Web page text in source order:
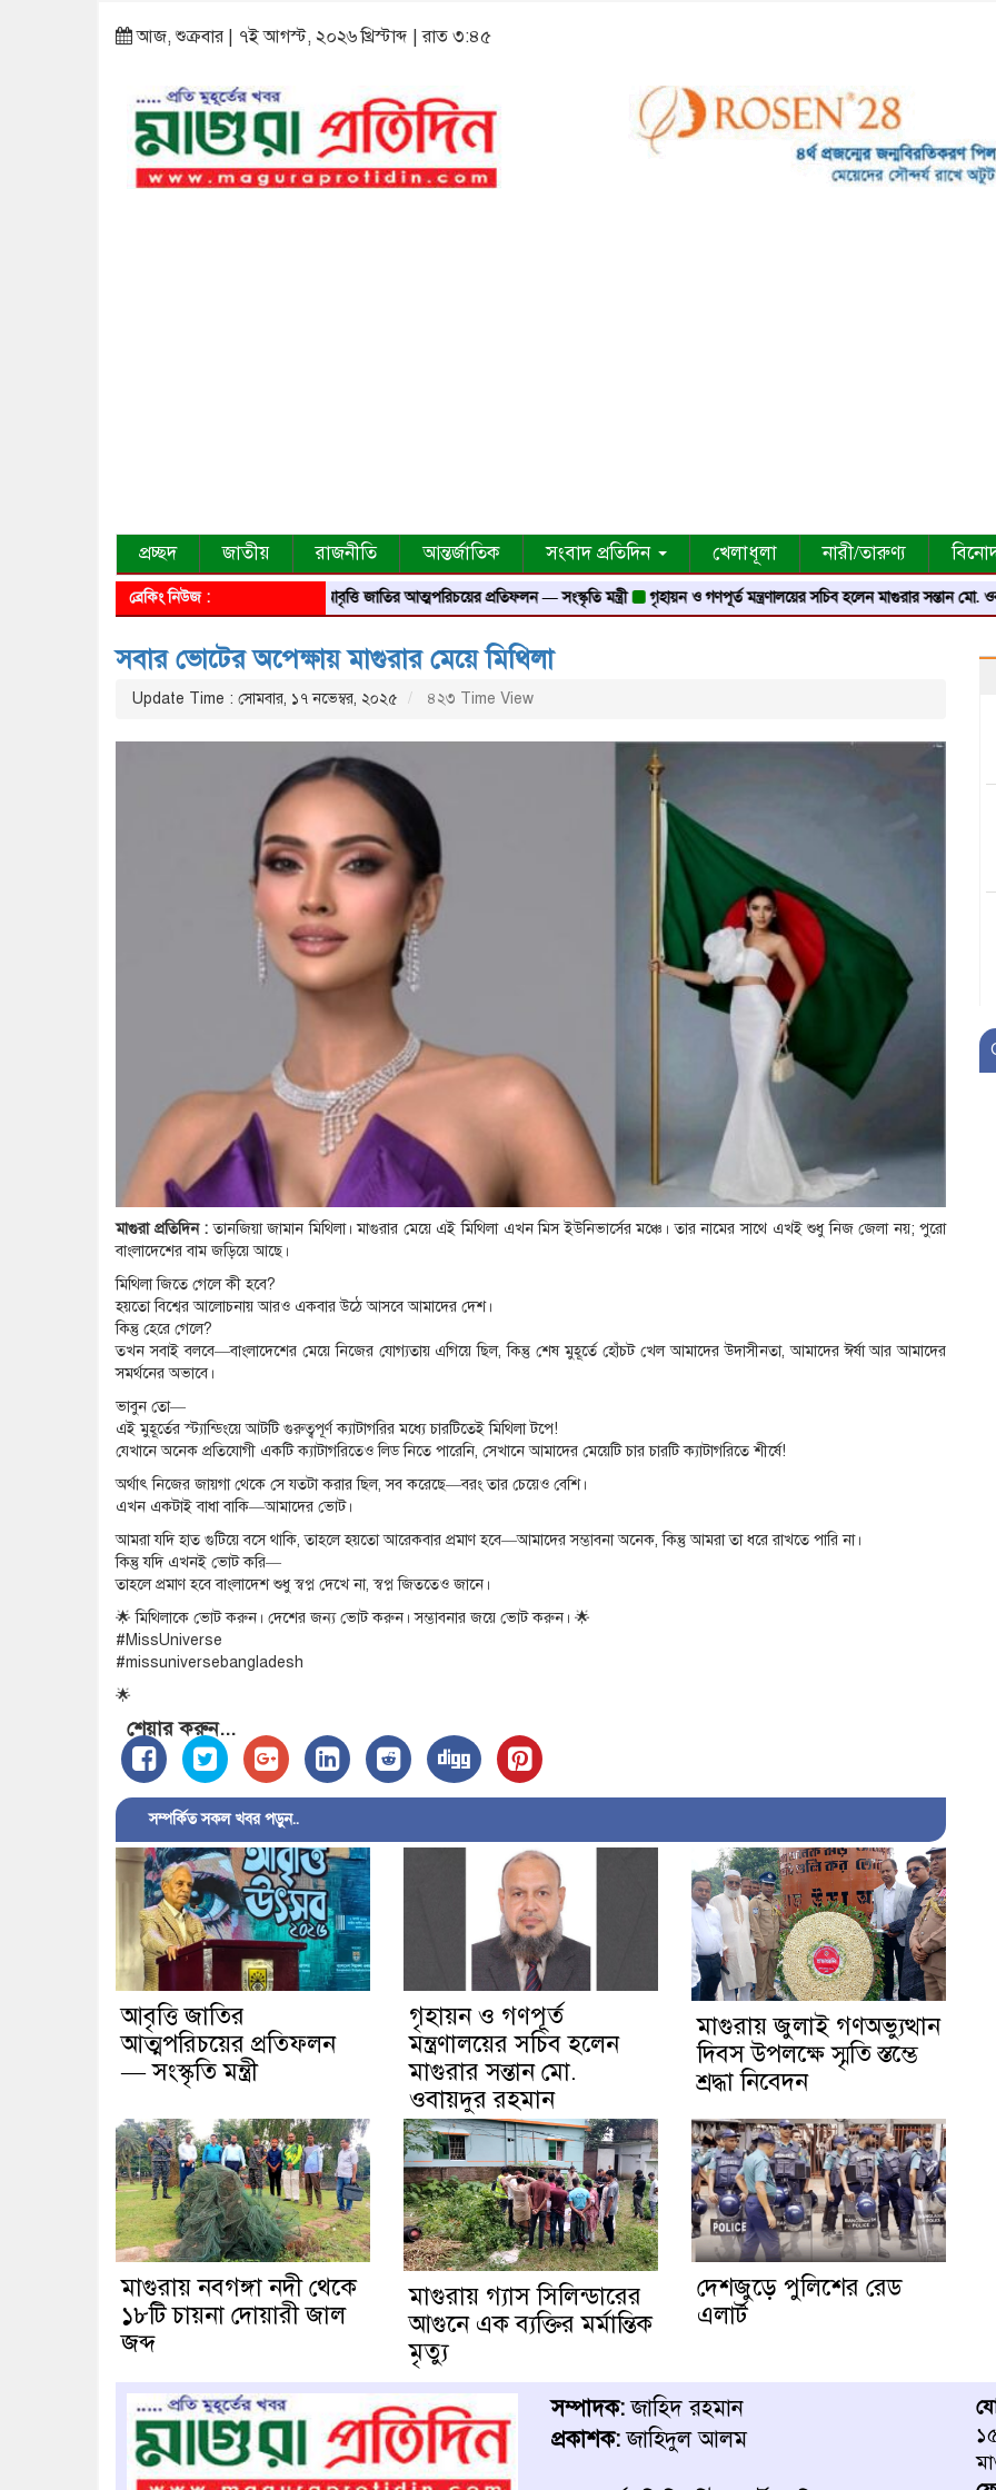
আজ, শুক্রবার | ৭ই আগস্ট, ২০২৬ খ্রিস্টাব্দ | রাত ৩:৪৫
প্রচ্ছদ জাতীয় রাজনীতি আন্তর্জাতিক সংবাদ প্রতিদিন খেলাধূলা নারী/তারুণ্য
ব্রেকিং নিউজ : আবৃত্তি জাতির আত্মপরিচয়ের প্রতিফলন — সংস্কৃতি মন্ত্রী গৃহায়ন ও গণপূর্ত মন্ত্রণালয়ের সচিব হলেন মাগুরার সন্তান মো. ওবায়দুর
সবার ভোটের অপেক্ষায় মাগুরার মেয়ে মিথিলা
Update Time : সোমবার, ১৭ নভেম্বর, ২০২৫ ৪২৩ Time View
মাগুরা প্রতিদিন : তানজিয়া জামান মিথিলা। মাগুরার মেয়ে এই মিথিলা এখন মিস ইউনিভার্সের মঞ্চে। তার নামের সাথে এখই শুধু নিজ জেলা নয়; পুরো
বাংলাদেশের বাম জড়িয়ে আছে।
মিথিলা জিতে গেলে কী হবে?
হয়তো বিশ্বের আলোচনায় আরও একবার উঠে আসবে আমাদের দেশ।
কিন্তু হেরে গেলে?
তখন সবাই বলবে—বাংলাদেশের মেয়ে নিজের যোগ্যতায় এগিয়ে ছিল, কিন্তু শেষ মুহূর্তে হোঁচট খেল আমাদের উদাসীনতা, আমাদের ঈর্ষা আর আমাদের
সমর্থনের অভাবে।
ভাবুন তো—
এই মুহূর্তের স্ট্যান্ডিংয়ে আটটি গুরুত্বপূর্ণ ক্যাটাগরির মধ্যে চারটিতেই মিথিলা টপে!
যেখানে অনেক প্রতিযোগী একটি ক্যাটাগরিতেও লিড নিতে পারেনি, সেখানে আমাদের মেয়েটি চার চারটি ক্যাটাগরিতে শীর্ষে!
অর্থাৎ নিজের জায়গা থেকে সে যতটা করার ছিল, সব করেছে—বরং তার চেয়েও বেশি।
এখন একটাই বাধা বাকি—আমাদের ভোট।
আমরা যদি হাত গুটিয়ে বসে থাকি, তাহলে হয়তো আরেকবার প্রমাণ হবে—আমাদের সম্ভাবনা অনেক, কিন্তু আমরা তা ধরে রাখতে পারি না।
কিন্তু যদি এখনই ভোট করি—
তাহলে প্রমাণ হবে বাংলাদেশ শুধু স্বপ্ন দেখে না, স্বপ্ন জিততেও জানে।
🌟 মিথিলাকে ভোট করুন। দেশের জন্য ভোট করুন। সম্ভাবনার জয়ে ভোট করুন। 🌟
#MissUniverse
#missuniversebangladesh
🌟
শেয়ার করুন...
সম্পর্কিত সকল খবর পড়ুন..
আবৃত্তি জাতির
আত্মপরিচয়ের প্রতিফলন
— সংস্কৃতি মন্ত্রী
গৃহায়ন ও গণপূর্ত
মন্ত্রণালয়ের সচিব হলেন
মাগুরার সন্তান মো.
ওবায়দুর রহমান
মাগুরায় জুলাই গণঅভ্যুত্থান
দিবস উপলক্ষে স্মৃতি স্তম্ভে
শ্রদ্ধা নিবেদন
মাগুরায় নবগঙ্গা নদী থেকে
১৮টি চায়না দোয়ারী জাল
জব্দ
মাগুরায় গ্যাস সিলিন্ডারের
আগুনে এক ব্যক্তির মর্মান্তিক
মৃত্যু
দেশজুড়ে পুলিশের রেড
এলার্ট
সম্পাদক:জাহিদ রহমান
প্রকাশক:জাহিদুল আলম